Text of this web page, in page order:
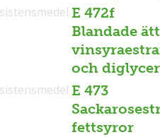
E 472f
Blandade
och
E 473
fettsyror